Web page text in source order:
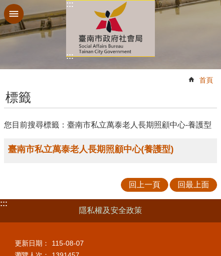
跳到主要內容區塊
:::
:::
首頁
標籤
您目前搜尋標籤：臺南市私立萬泰老人長期照顧中心-養護型
臺南市私立萬泰老人長期照顧中心(養護型)
回上一頁 回最上面
:::
隱私權及安全政策
更新日期：
115-08-07